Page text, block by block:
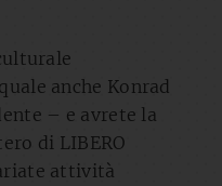
anche Konrad
– e avrete la
di LIBERO
attività